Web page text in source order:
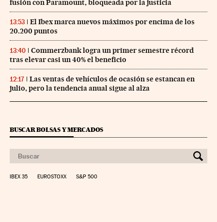
fusión con Paramount, bloqueada por la justicia
13:53
El Ibex marca nuevos máximos por encima de los
20.200 puntos
13:40
Commerzbank logra un primer semestre récord
tras elevar casi un 40% el beneficio
12:17
Las ventas de vehículos de ocasión se estancan en
julio, pero la tendencia anual sigue al alza
BUSCAR BOLSAS Y MERCADOS
IBEX 35 EUROSTOXX S&P 500